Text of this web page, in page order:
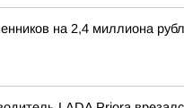
на 2,4 миллиона